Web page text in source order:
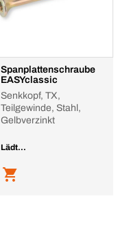
Spanplattenschraube
EASYclassic
Senkkopf, TX,
Teilgewinde, Stahl,
Gelbverzinkt
Lädt...